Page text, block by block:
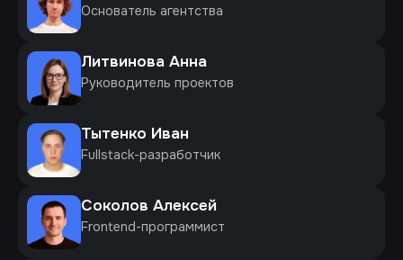
Основатель агентства
Литвинова Анна
Руководитель проектов
Тытенко Иван
Fullstack-разработчик
Соколов Алексей
Frontend-программист